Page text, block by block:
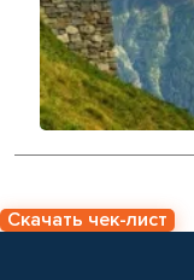
Скачать чек-лист